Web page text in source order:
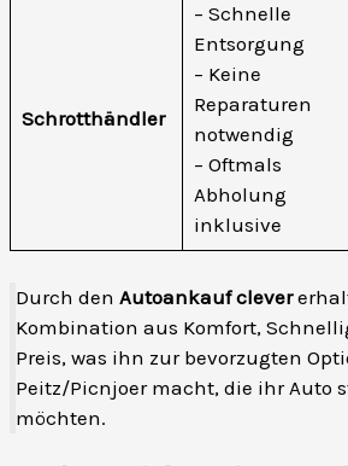
Schrotthändler
– Schnelle
Entsorgung
– Keine
Reparaturen
notwendig
– Oftmals
Abholung
inklusive
Durch den Autoankauf clever
Kombination aus Komfort,
Preis, was ihn zur bevorzugten
Peitz/Picnjoer macht, die ihr Auto
möchten.